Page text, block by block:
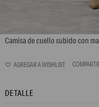
Camisa de cuello subido con
DETALLE